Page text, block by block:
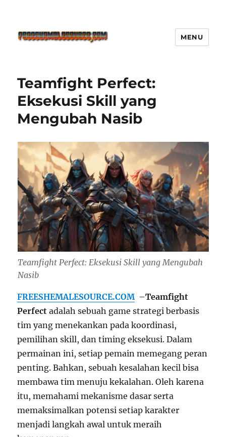
Defense Main Game Ini Pasti
Ketagihan!
MENU
Teamfight Perfect:
Eksekusi Skill yang
Mengubah Nasib
Teamfight Perfect: Eksekusi Skill yang Mengubah
Nasib
FREESHEMALESOURCE.COM –Teamfight
Perfect adalah sebuah game strategi berbasis
tim yang menekankan pada koordinasi,
pemilihan skill, dan timing eksekusi. Dalam
permainan ini, setiap pemain memegang peran
penting. Bahkan, sebuah kesalahan kecil bisa
membawa tim menuju kekalahan. Oleh karena
itu, memahami mekanisme dasar serta
memaksimalkan potensi setiap karakter
menjadi langkah awal untuk meraih